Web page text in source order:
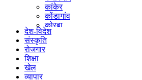
कांकेर
कोंडागांव
कोरबा
कोरिया
महासमुंद
मुंगेली
देश-विदेश
संस्कृति
रोजगार
शिक्षा
खेल
व्यापार